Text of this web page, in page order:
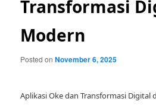
Transformasi
Modern
Posted onNovember 6, 2025
Aplikasi Oke dan Transformasi Digital